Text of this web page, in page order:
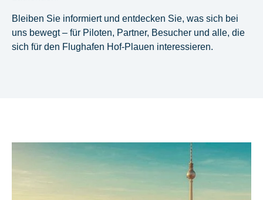
Bleiben Sie informiert und entdecken Sie, was sich bei
uns bewegt – für Piloten, Partner, Besucher und alle, die
sich für den Flughafen Hof-Plauen interessieren.